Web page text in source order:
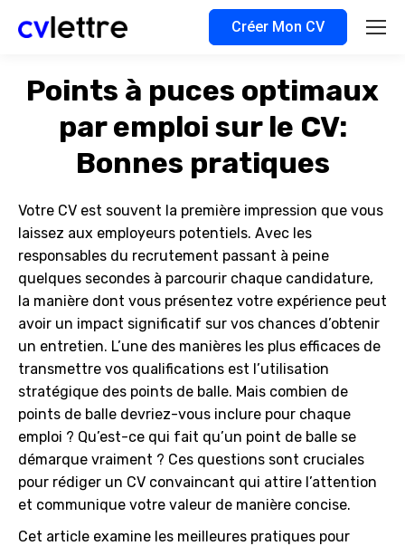
Créer Mon CV
Points à puces optimaux
par emploi sur le CV:
Bonnes pratiques
Votre CV est souvent la première impression que vous
laissez aux employeurs potentiels. Avec les
responsables du recrutement passant à peine
quelques secondes à parcourir chaque candidature,
la manière dont vous présentez votre expérience peut
avoir un impact significatif sur vos chances d’obtenir
un entretien. L’une des manières les plus efficaces de
transmettre vos qualifications est l’utilisation
stratégique des points de balle. Mais combien de
points de balle devriez-vous inclure pour chaque
emploi ? Qu’est-ce qui fait qu’un point de balle se
démarque vraiment ? Ces questions sont cruciales
pour rédiger un CV convaincant qui attire l’attention
et communique votre valeur de manière concise.
Cet article examine les meilleures pratiques pour